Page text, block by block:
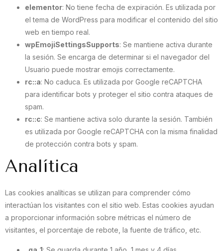
elementor: No tiene fecha de expiración. Es utilizada por
el tema de WordPress para modificar el contenido del sitio
web en tiempo real.
wpEmojiSettingsSupports: Se mantiene activa durante
la sesión. Se encarga de determinar si el navegador del
Usuario puede mostrar emojis correctamente.
rc::a: No caduca. Es utilizada por Google reCAPTCHA
para identificar bots y proteger el sitio contra ataques de
spam.
rc::c: Se mantiene activa solo durante la sesión. También
es utilizada por Google reCAPTCHA con la misma finalidad
de protección contra bots y spam.
Analítica
Las cookies analíticas se utilizan para comprender cómo
interactúan los visitantes con el sitio web. Estas cookies ayudan
a proporcionar información sobre métricas el número de
visitantes, el porcentaje de rebote, la fuente de tráfico, etc.